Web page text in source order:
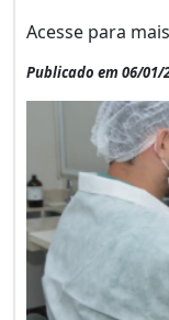
Acesse para
Publicado em 06/01/